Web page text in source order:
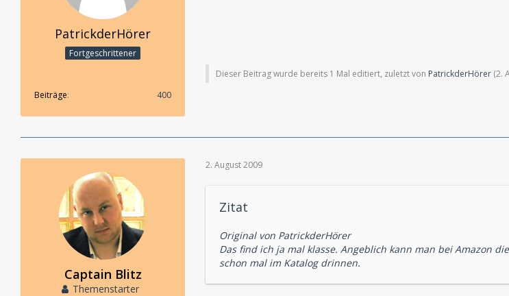
PatrickderHörer
Fortgeschrittener
Beiträge 400
Dieser Beitrag wurde bereits 1 Mal editiert, zuletzt von PatrickderHörer (2.
Captain Blitz
Themenstarter
2. August 2009
Zitat
Original von PatrickderHörer
Das find ich ja mal klasse. Angeblich kann man bei Amazon
schon mal im Katalog drinnen.